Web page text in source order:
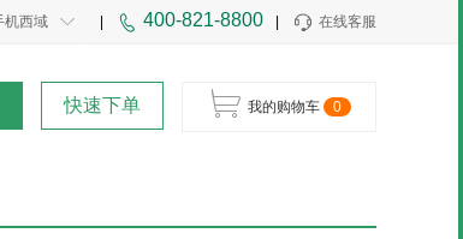
在线客服
400-821-8800
机西域
快速下单 我的购物车 0